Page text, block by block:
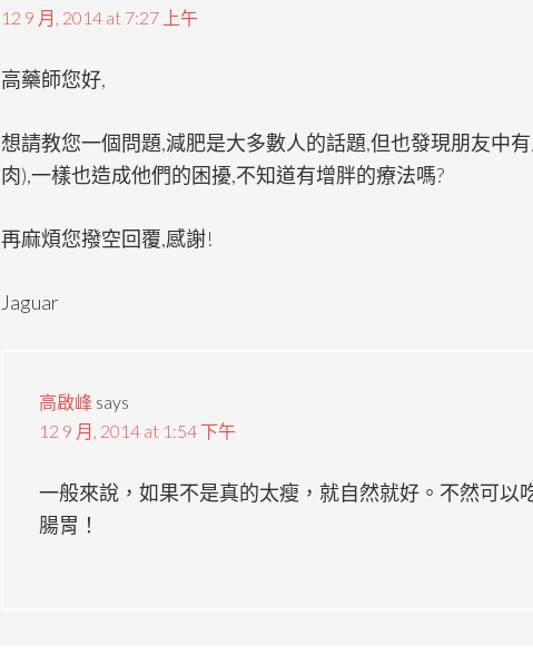
12 9 月, 2014 at 7:27 上午
高藥師您好,
想請教您一個問題,減肥是大多數人的話題,但也發現朋友中
肉),一樣也造成他們的困擾,不知道有增胖的療法嗎?
再麻煩您撥空回覆,感謝!
Jaguar
高啟峰 says
12 9 月, 2014 at 1:54 下午
一般來說，如果不是真的太瘦，就自然就好。不然可以
腸胃！